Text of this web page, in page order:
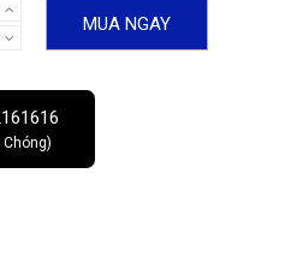
MUA NGAY